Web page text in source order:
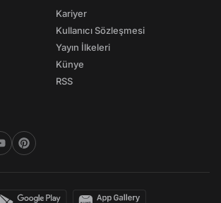
Kariyer
Kullanıcı Sözleşmesi
Yayın İlkeleri
Künye
RSS